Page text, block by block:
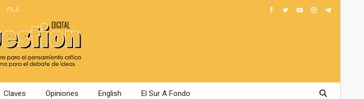
FILA
Claves Opiniones English El Sur A Fondo